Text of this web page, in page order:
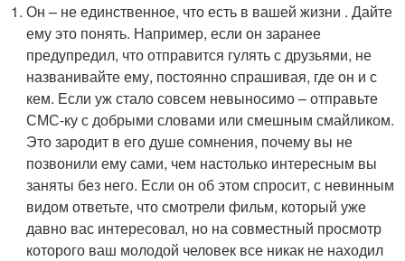
Он – не единственное, что есть в вашей жизни . Дайте
ему это понять. Например, если он заранее
предупредил, что отправится гулять с друзьями, не
названивайте ему, постоянно спрашивая, где он и с
кем. Если уж стало совсем невыносимо – отправьте
СМС-ку с добрыми словами или смешным смайликом.
Это зародит в его душе сомнения, почему вы не
позвонили ему сами, чем настолько интересным вы
заняты без него. Если он об этом спросит, с невинным
видом ответьте, что смотрели фильм, который уже
давно вас интересовал, но на совместный просмотр
которого ваш молодой человек все никак не находил